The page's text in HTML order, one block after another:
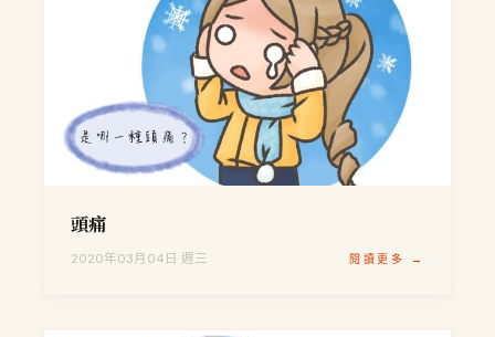
頭痛
2020年03月04日 週三 閱讀更多 →